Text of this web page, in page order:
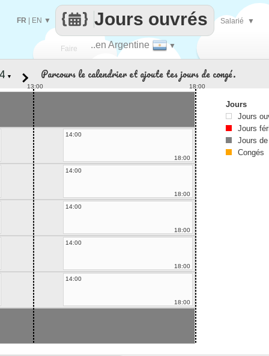
Faire ..en Argentine ▼
Jours ouvrés
FR EN ▼ Salarié ▼
▼ Parcours le calendrier et ajoute tes jours de congé.
13:00 18:00
14:00
18:00
14:00
18:00
14:00
18:00
14:00
18:00
14:00
18:00
Jours
Jours
Jours
Jours
Congés